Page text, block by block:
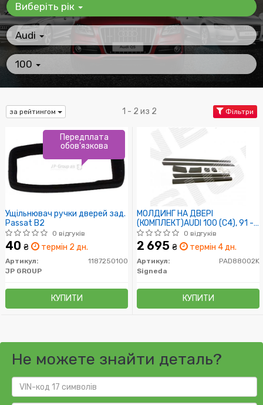
Виберіть рік
Audi
100
за рейтингом 1 - 2 из 2 Фільтри
Ущільнювач ручки дверей зад.
Passat B2
0 відгуків
40 ₴ термін 2 дн.
Артикул:
1187250100
JP GROUP
КУПИТИ
Передплата
обов'язкова
МОЛДИНГ НА ДВЕРІ
(КОМПЛЕКТ)AUDI 100 (C4), 91 -
94
0 відгуків
2 695 ₴ термін 4 дн.
Артикул:
PAD88002K
Signeda
КУПИТИ
Не можете знайти деталь?